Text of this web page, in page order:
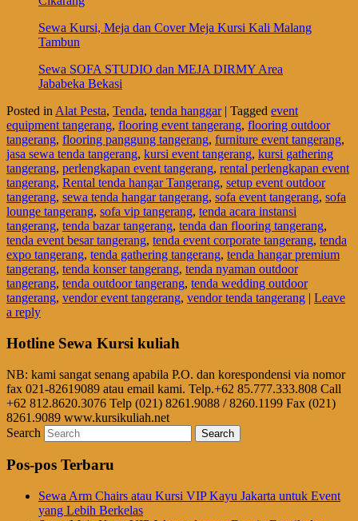
Sewa Kursi, Meja dan Cover Meja Kursi Kali Malang
Tambun
Sewa SOFA STUDIO dan MEJA DIRMY Area
Jababeka Bekasi
Posted in Alat Pesta, Tenda, tenda hanggar | Tagged event
equipment tangerang, flooring event tangerang, flooring outdoor
tangerang, flooring panggung tangerang, furniture event tangerang,
jasa sewa tenda tangerang, kursi event tangerang, kursi gathering
tangerang, perlengkapan event tangerang, rental perlengkapan event
tangerang, Rental tenda hangar Tangerang, setup event outdoor
tangerang, sewa tenda hangar tangerang, sofa event tangerang, sofa
lounge tangerang, sofa vip tangerang, tenda acara instansi
tangerang, tenda bazar tangerang, tenda dan flooring tangerang,
tenda event besar tangerang, tenda event corporate tangerang, tenda
expo tangerang, tenda gathering tangerang, tenda hangar premium
tangerang, tenda konser tangerang, tenda nyaman outdoor
tangerang, tenda outdoor tangerang, tenda wedding outdoor
tangerang, vendor event tangerang, vendor tenda tangerang | Leave
a reply
Hotline Sewa Kursi kuliah
NB: kami sangat senang apabila P.O. dan korespondensi via nomor
fax 021-82619089 atau email kami. Telp.+62 85.777.333.808 Call
+62 812.8620.3076 Telp (021) 8261.9088 / 8260.1199 Fax (021)
8261.9089 www.kursikuliah.net
Search
Pos-pos Terbaru
Sewa Arm Chairs atau Kursi VIP Kayu Jakarta untuk Event
yang Lebih Berkelas